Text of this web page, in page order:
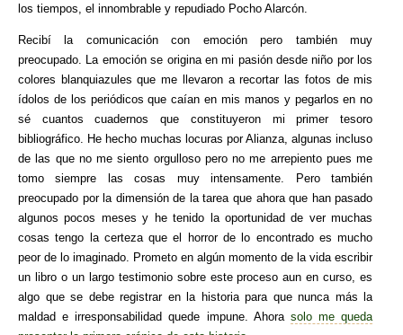
los tiempos, el innombrable y repudiado Pocho Alarcón.
Recibí la comunicación con emoción pero también muy
preocupado. La emoción se origina en mi pasión desde niño por los
colores blanquiazules que me llevaron a recortar las fotos de mis
ídolos de los periódicos que caían en mis manos y pegarlos en no
sé cuantos cuadernos que constituyeron mi primer tesoro
bibliográfico. He hecho muchas locuras por Alianza, algunas incluso
de las que no me siento orgulloso pero no me arrepiento pues me
tomo siempre las cosas muy intensamente. Pero también
preocupado por la dimensión de la tarea que ahora que han pasado
algunos pocos meses y he tenido la oportunidad de ver muchas
cosas tengo la certeza que el horror de lo encontrado es mucho
peor de lo imaginado. Prometo en algún momento de la vida escribir
un libro o un largo testimonio sobre este proceso aun en curso, es
algo que se debe registrar en la historia para que nunca más la
maldad e irresponsabilidad quede impune. Ahora solo me queda